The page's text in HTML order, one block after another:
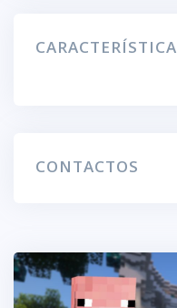
CARACTERÍSTICA
CONTACTOS